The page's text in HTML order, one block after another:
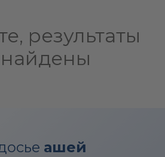
результаты
ашей